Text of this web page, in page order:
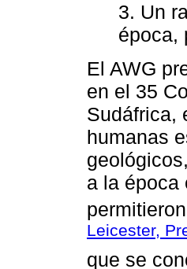
3. Un
época,
El AWG
en el 35
Sudáfrica,
humanas
a la época
Leicester,
que se